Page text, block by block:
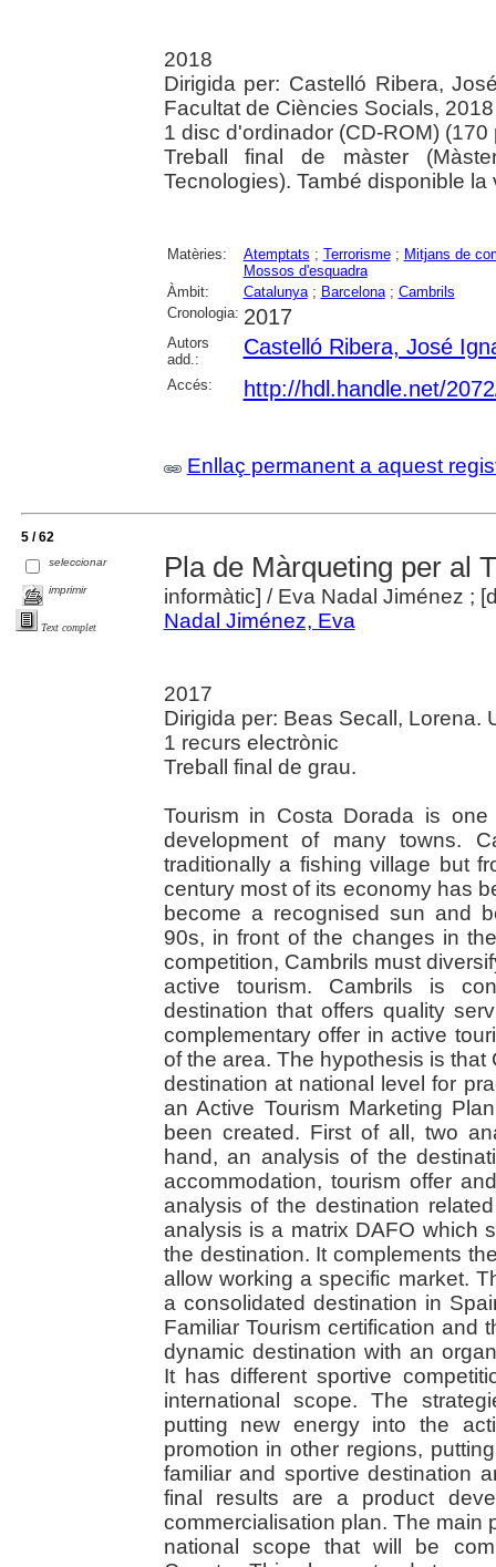
2018
Dirigida per: Castelló Ribera,
Facultat de Ciències Socials, 2018
1 disc d'ordinador (CD-ROM) (170
Treball final de màster
Tecnologies). També disponible la
Matèries: Atemptats ; Terrorisme; Mitjans de
Mossos d'esquadra
Àmbit:
Catalunya; Barcelona; Cambrils
Cronologia: 2017
Autors
add.:
Castelló Ribera, José
Accés: http://hdl.handle.net/
Enllaç permanent a aquest
5 / 62
seleccionar
imprimir
Text complet
Pla de Màrqueting per al
informàtic] / Eva Nadal Jiménez ;
Nadal Jiménez, Eva
2017
Dirigida per: Beas Secall, Lorena.
1 recurs electrònic
Treball final de grau.
Tourism in Costa Dorada is
development of many towns.
traditionally a fishing village but
century most of its economy has
become a recognised sun and
90s, in front of the changes in
competition, Cambrils must
active tourism. Cambrils is
destination that offers quality
complementary offer in active
of the area. The hypothesis is
destination at national level for
an Active Tourism Marketing
been created. First of all, two
hand, an analysis of the
accommodation, tourism offer
analysis of the destination
analysis is a matrix DAFO which
the destination. It complements
allow working a specific market.
a consolidated destination in
Familiar Tourism certification and
dynamic destination with an
It has different sportive
international scope. The
putting new energy into the
promotion in other regions,
familiar and sportive destination
final results are a product
commercialisation plan. The main
national scope that will be